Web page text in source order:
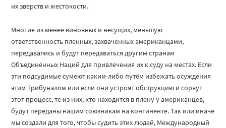
их зверств и жестокости.
Многие из менее виновных и несущих, меньшую
ответственность пленных, захваченных американцами,
передавались и будут передаваться другим странам
Объединённых Наций для привлечения их к суду на местах. Если
эти подсудимые сумеют каким-либо путём избежать осуждения
этим Трибуналом или если они устроят обструкцию и сорвут
этот процесс, те из них, кто находится в плену у американцев,
будут переданы нашим союзникам на континенте. Так или иначе
мы создали для того, чтобы судить этих людей, Международный